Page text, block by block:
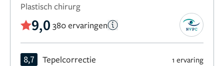
Plastisch chirurg
9,0 380 ervaringen
8,7 Tepelcorrectie 1 ervaring